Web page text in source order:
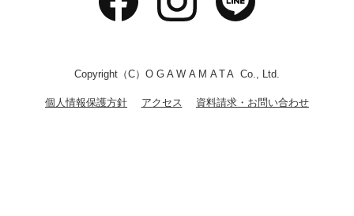
Copyright（C）OGAWAMATA Co., Ltd.
個人情報保護方針 アクセス 資料請求・お問い合わせ